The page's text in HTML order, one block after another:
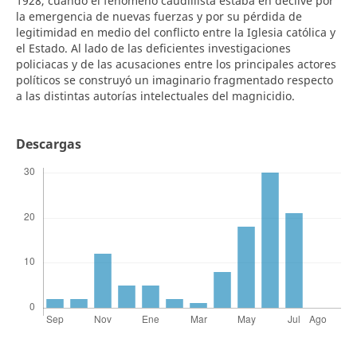
la emergencia de nuevas fuerzas y por su pérdida de
legitimidad en medio del conflicto entre la Iglesia católica y
el Estado. Al lado de las deficientes investigaciones
policiacas y de las acusaciones entre los principales actores
políticos se construyó un imaginario fragmentado respecto
a las distintas autorías intelectuales del magnicidio.
Descargas